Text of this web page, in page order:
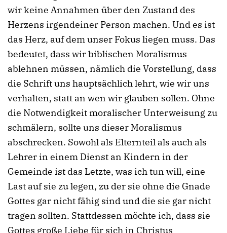
wir keine Annahmen über den Zustand des
Herzens irgendeiner Person machen. Und es ist
das Herz, auf dem unser Fokus liegen muss. Das
bedeutet, dass wir biblischen Moralismus
ablehnen müssen, nämlich die Vorstellung, dass
die Schrift uns hauptsächlich lehrt, wie wir uns
verhalten, statt an wen wir glauben sollen. Ohne
die Notwendigkeit moralischer Unterweisung zu
schmälern, sollte uns dieser Moralismus
abschrecken. Sowohl als Elternteil als auch als
Lehrer in einem Dienst an Kindern in der
Gemeinde ist das Letzte, was ich tun will, eine
Last auf sie zu legen, zu der sie ohne die Gnade
Gottes gar nicht fähig sind und die sie gar nicht
tragen sollten. Stattdessen möchte ich, dass sie
Gottes große Liebe für sich in Christus